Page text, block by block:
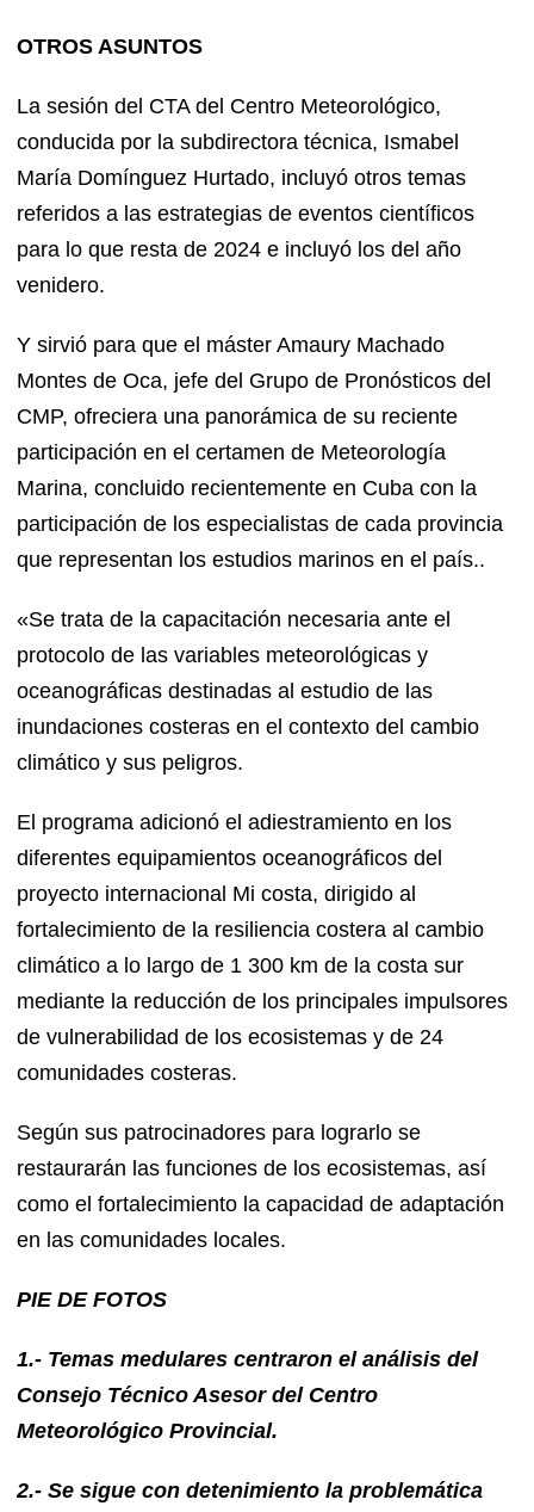
OTROS ASUNTOS
La sesión del CTA del Centro Meteorológico,
conducida por la subdirectora técnica, Ismabel
María Domínguez Hurtado, incluyó otros temas
referidos a las estrategias de eventos científicos
para lo que resta de 2024 e incluyó los del año
venidero.
Y sirvió para que el máster Amaury Machado
Montes de Oca, jefe del Grupo de Pronósticos del
CMP, ofreciera una panorámica de su reciente
participación en el certamen de Meteorología
Marina, concluido recientemente en Cuba con la
participación de los especialistas de cada provincia
que representan los estudios marinos en el país..
«Se trata de la capacitación necesaria ante el
protocolo de las variables meteorológicas y
oceanográficas destinadas al estudio de las
inundaciones costeras en el contexto del cambio
climático y sus peligros.
El programa adicionó el adiestramiento en los
diferentes equipamientos oceanográficos del
proyecto internacional Mi costa, dirigido al
fortalecimiento de la resiliencia costera al cambio
climático a lo largo de 1 300 km de la costa sur
mediante la reducción de los principales impulsores
de vulnerabilidad de los ecosistemas y de 24
comunidades costeras.
Según sus patrocinadores para lograrlo se
restaurarán las funciones de los ecosistemas, así
como el fortalecimiento la capacidad de adaptación
en las comunidades locales.
PIE DE FOTOS
1.- Temas medulares centraron el análisis del
Consejo Técnico Asesor del Centro
Meteorológico Provincial.
2.- Se sigue con detenimiento la problemática